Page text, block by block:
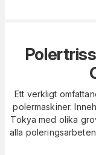
Ett verkligt
polermaskiner.
Tokya med olika
alla